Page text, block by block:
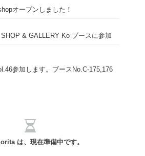
オープンしました！
& GALLERY Ko ブースに参加
参加します。ブースNo.C-175,176
は、現在準備中です。